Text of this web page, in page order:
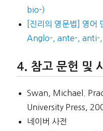
bio-)
[진리의 영문법] 영어
Anglo-, ante-, anti-
참고 문헌 및
Swan, Michael.
University Press,
네이버 사전